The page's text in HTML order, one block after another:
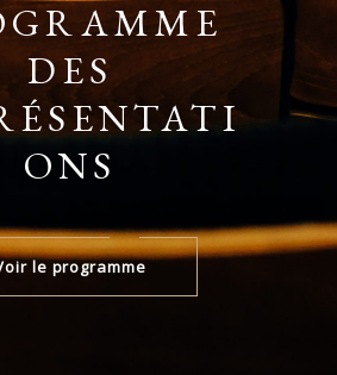
DES
ONS
le programme